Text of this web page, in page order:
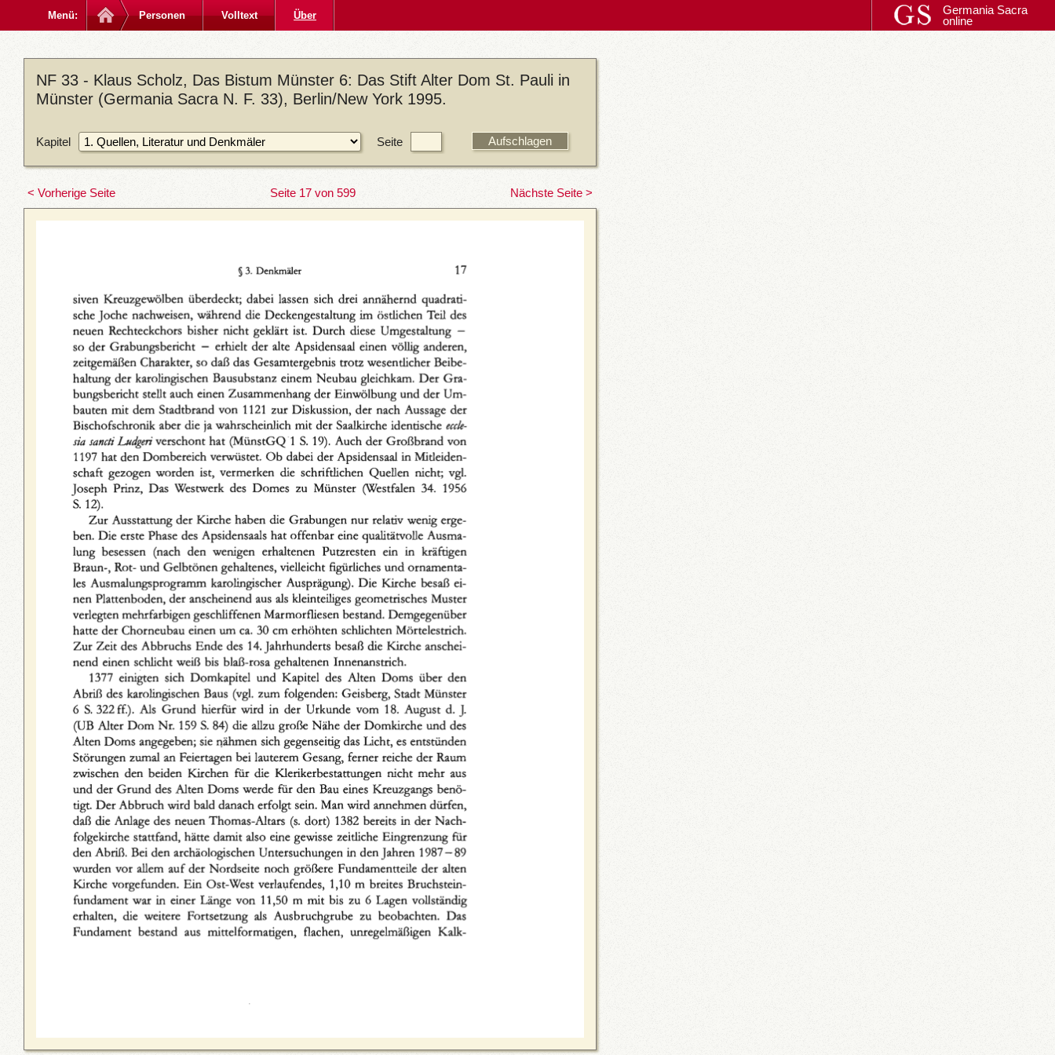
Menü: Personen Volltext Über
Germania Sacra
online
NF 33 - Klaus Scholz, Das Bistum Münster 6: Das Stift Alter Dom St. Pauli in
Münster (Germania Sacra N. F. 33), Berlin/New York 1995.
Kapitel Seite
< Vorherige Seite Seite 17 von 599 Nächste Seite >